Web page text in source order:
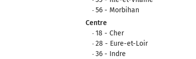
56 - Morbihan
Centre
18 - Cher
28 - Eure-et-Loir
36 - Indre